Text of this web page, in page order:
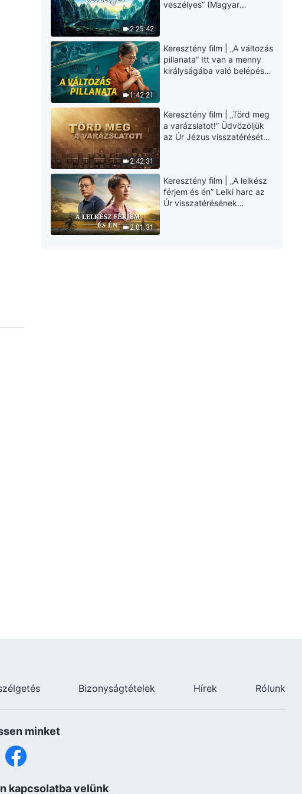
2:25:42
veszélyes” (Magyar
1:42:21
Keresztény film | „A változás
pillanata” Itt van a menny
királyságába való belépés
2:42:31
Keresztény film | „Törd meg
a varázslatot!” Üdvözöljük
az Úr Jézus visszatérését
2:01:31
Keresztény film | „A lelkész
férjem és én” Lelki harc az
Úr visszatérésének
Bizonyságtételek Hírek Rólunk
minket
kapcsolatba velünk